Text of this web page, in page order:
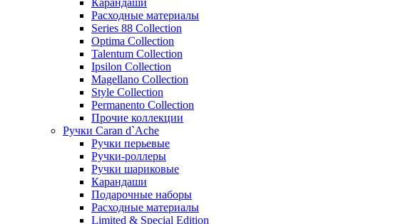
Карандаши
Расходные материалы
Series 88 Collection
Optima Collection
Talentum Collection
Ipsilon Collection
Magellano Collection
Style Collection
Permanento Collection
Прочие коллекции
Ручки Caran d`Ache
Ручки перьевые
Ручки-роллеры
Ручки шариковые
Карандаши
Подарочные наборы
Расходные материалы
Limited & Special Edition